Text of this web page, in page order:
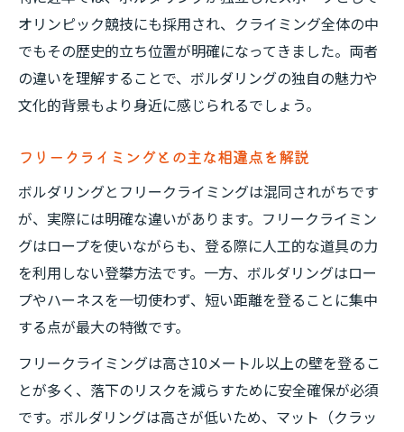
オリンピック競技にも採用され、クライミング全体の中
でもその歴史的立ち位置が明確になってきました。両者
の違いを理解することで、ボルダリングの独自の魅力や
文化的背景もより身近に感じられるでしょう。
フリークライミングとの主な相違点を解説
ボルダリングとフリークライミングは混同されがちです
が、実際には明確な違いがあります。フリークライミン
グはロープを使いながらも、登る際に人工的な道具の力
を利用しない登攀方法です。一方、ボルダリングはロー
プやハーネスを一切使わず、短い距離を登ることに集中
する点が最大の特徴です。
フリークライミングは高さ10メートル以上の壁を登るこ
とが多く、落下のリスクを減らすために安全確保が必須
です。ボルダリングは高さが低いため、マット（クラッ